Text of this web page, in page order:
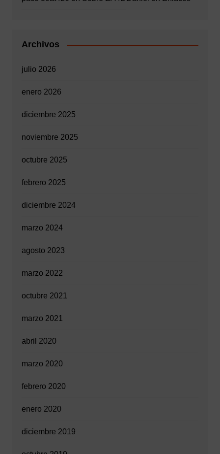
Archivos
julio 2026
enero 2026
diciembre 2025
noviembre 2025
octubre 2025
febrero 2025
diciembre 2024
marzo 2024
agosto 2023
marzo 2022
octubre 2021
marzo 2021
abril 2020
marzo 2020
febrero 2020
enero 2020
diciembre 2019